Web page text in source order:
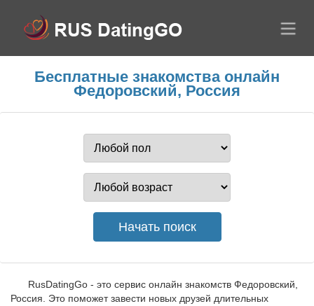
Бесплатные знакомства онлайн
Федоровский, Россия
RusDatingGo - это сервис онлайн знакомств Федоровский,
Россия. Это поможет завести новых друзей длительных